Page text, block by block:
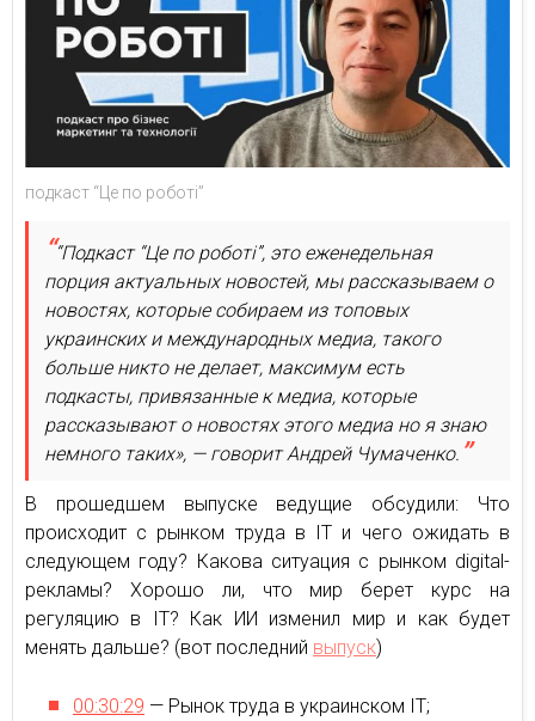
подкаст “Це по роботі”
“Подкаст “Це по роботі”, это еженедельная
порция актуальных новостей, мы рассказываем о
новостях, которые собираем из топовых
украинских и международных медиа, такого
больше никто не делает, максимум есть
подкасты, привязанные к медиа, которые
рассказывают о новостях этого медиа но я знаю
немного таких», — говорит Андрей Чумаченко.
В прошедшем выпуске ведущие обсудили: Что
происходит с рынком труда в IT и чего ожидать в
следующем году? Какова ситуация с рынком digital-
рекламы? Хорошо ли, что мир берет курс на
регуляцию в IT? Как ИИ изменил мир и как будет
менять дальше? (вот последний выпуск)
00:30:29 — Рынок труда в украинском IT;